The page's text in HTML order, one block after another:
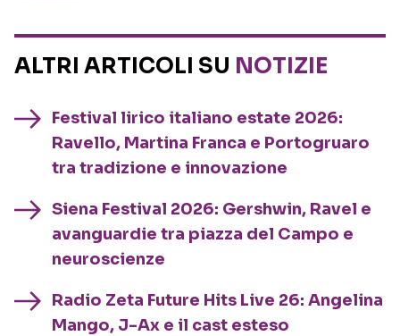
ALTRI ARTICOLI SU NOTIZIE
Festival lirico italiano estate 2026:
Ravello, Martina Franca e Portogruaro
tra tradizione e innovazione
Siena Festival 2026: Gershwin, Ravel e
avanguardie tra piazza del Campo e
neuroscienze
Radio Zeta Future Hits Live 26: Angelina
Mango, J-Ax e il cast esteso